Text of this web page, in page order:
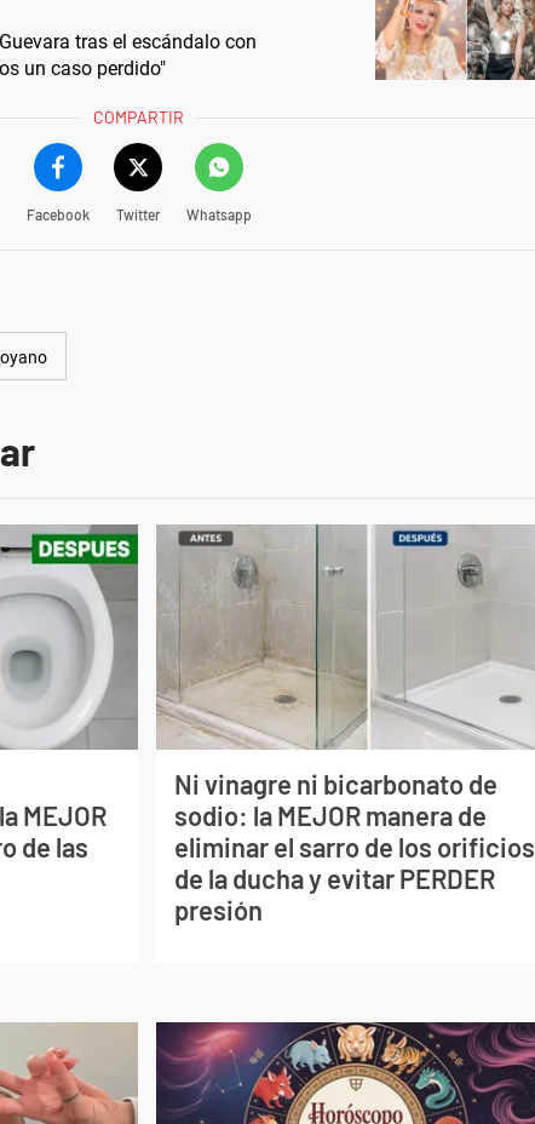
tras el escándalo con
un caso perdido"
COMPARTIR
Facebook Twitter Whatsapp
MEJOR
de las
Ni vinagre ni bicarbonato de
sodio: la MEJOR manera de
eliminar el sarro de los orificios
de la ducha y evitar PERDER
presión